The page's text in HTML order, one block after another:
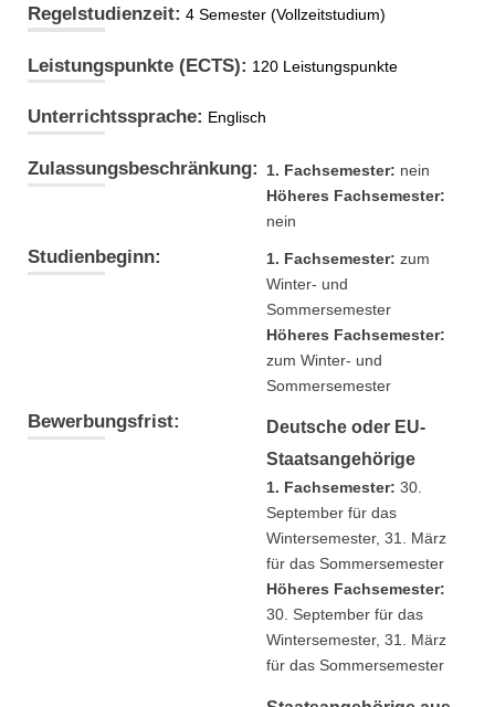
Regelstudienzeit: 4 Semester (Vollzeitstudium)
Leistungspunkte (ECTS): 120 Leistungspunkte
Unterrichtssprache: Englisch
Zulassungsbeschränkung: 1. Fachsemester: nein
Höheres Fachsemester:
nein
Studienbeginn: 1. Fachsemester: zum
Winter- und
Sommersemester
Höheres Fachsemester:
zum Winter- und
Sommersemester
Bewerbungsfrist:
Deutsche oder EU-
Staatsangehörige
1. Fachsemester: 30.
September für das
Wintersemester, 31. März
für das Sommersemester
Höheres Fachsemester:
30. September für das
Wintersemester, 31. März
für das Sommersemester